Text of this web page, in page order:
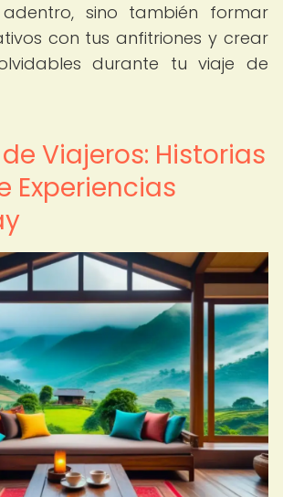
sino también formar
con tus anfitriones y crear
durante tu viaje de
Viajeros: Historias
Experiencias